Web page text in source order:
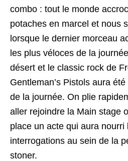
combo : tout le monde
potaches en marcel et nous
lorsque le dernier morceau
les plus véloces de la
désert et le classic rock de
Gentleman’s Pistols aura
de la journée. On plie
aller rejoindre la Main stage
place un acte qui aura nourri
interrogations au sein de la
stoner.